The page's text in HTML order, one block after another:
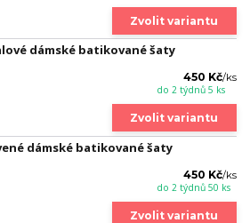
Zvolit variantu
dámské batikované šaty
450 Kč/ks
do 2 týdnů 5 ks
Zvolit variantu
dámské batikované šaty
450 Kč/ks
do 2 týdnů 50 ks
Zvolit variantu